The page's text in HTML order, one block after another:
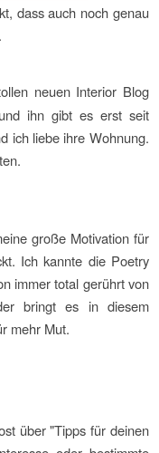
dass auch noch genau
neuen Interior Blog
ihn gibt es erst seit
ich liebe ihre Wohnung.
große Motivation für
Ich kannte die Poetry
immer total gerührt von
bringt es in diesem
mehr Mut.
über "Tipps für deinen